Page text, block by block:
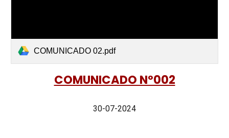
COMUNICADO 02.pdf
COMUNICADO Nº002
30-07-2024